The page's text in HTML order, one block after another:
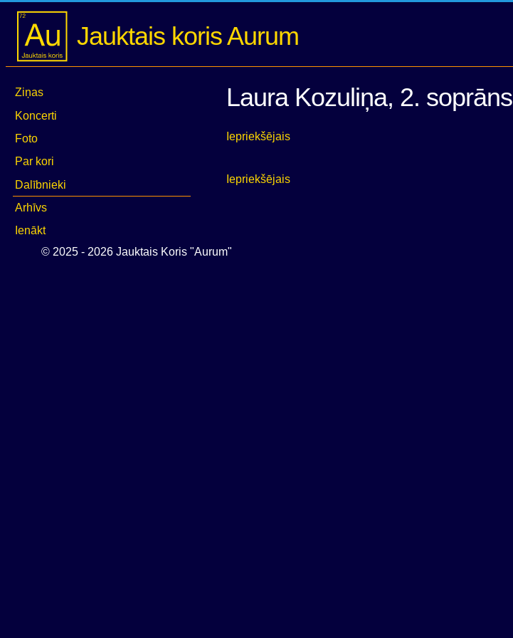
Jauktais koris Aurum
Ziņas
Koncerti
Foto
Par kori
Dalībnieki
Arhīvs
Ienākt
Laura Kozuliņa, 2. soprāns
Iepriekšējais
Iepriekšējais
© 2025 - 2026 Jauktais Koris "Aurum"